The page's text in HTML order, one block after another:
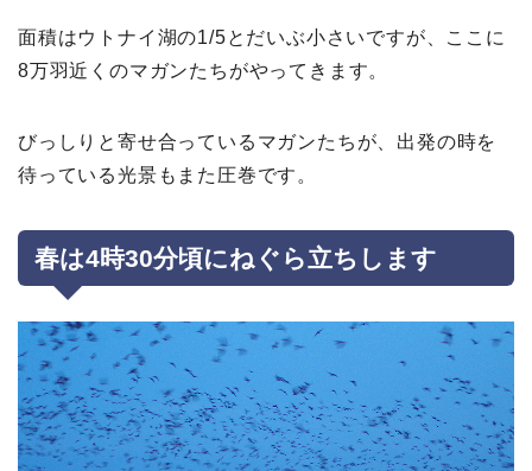
面積はウトナイ湖の1/5とだいぶ小さいですが、ここに
8万羽近くのマガンたちがやってきます。
びっしりと寄せ合っているマガンたちが、出発の時を
待っている光景もまた圧巻です。
春は4時30分頃にねぐら立ちします